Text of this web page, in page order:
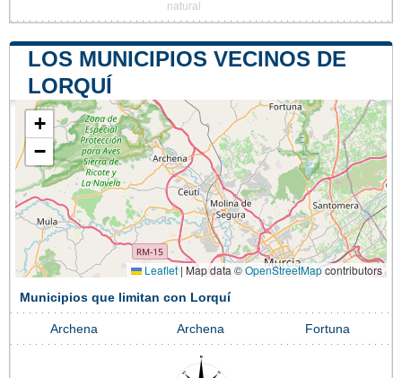
natural
LOS MUNICIPIOS VECINOS DE
LORQUÍ
+
−
Leaflet | Map data ©OpenStreetMapcontributors
Municipios que limitan con Lorquí
Archena Archena Fortuna